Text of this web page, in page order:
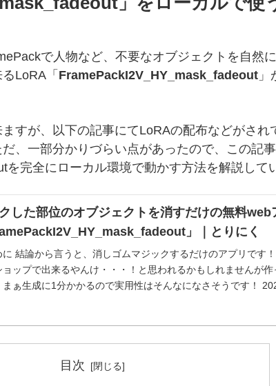
で人物など、不要なオブジェクトを自然
LoRA「 FramePackI2V_HY_mask_fadeout
すが、以下の記事にてLoRAの配布などがされ
、一部分かりづらい点があったので、この記
完全にローカル環境で動かす方法を解説して
した部位のオブジェクトを消すだけの無料web
」｜とりにく
に 結論から言うと、消しゴムマジックするだけのアプリです
ョップで出来るやんけ・・・！と思われるかもしれませんが作
まぁ生成に1分かかるので実用性はそんなになさそうです！
目次